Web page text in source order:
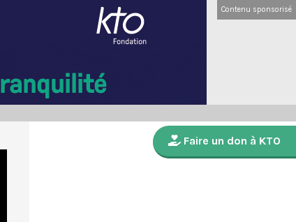
Contenu sponsorisé
Faire un don à KTO